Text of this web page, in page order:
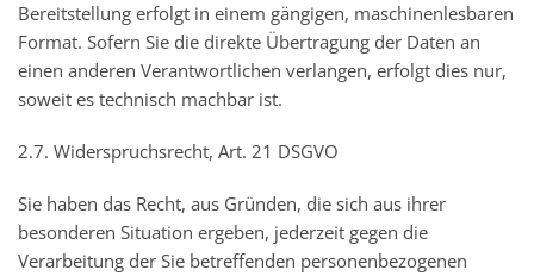
Bereitstellung erfolgt in einem gängigen, maschinenlesbaren
Format. Sofern Sie die direkte Übertragung der Daten an
einen anderen Verantwortlichen verlangen, erfolgt dies nur,
soweit es technisch machbar ist.
2.7. Widerspruchsrecht, Art. 21 DSGVO
Sie haben das Recht, aus Gründen, die sich aus ihrer
besonderen Situation ergeben, jederzeit gegen die
Verarbeitung der Sie betreffenden personenbezogenen